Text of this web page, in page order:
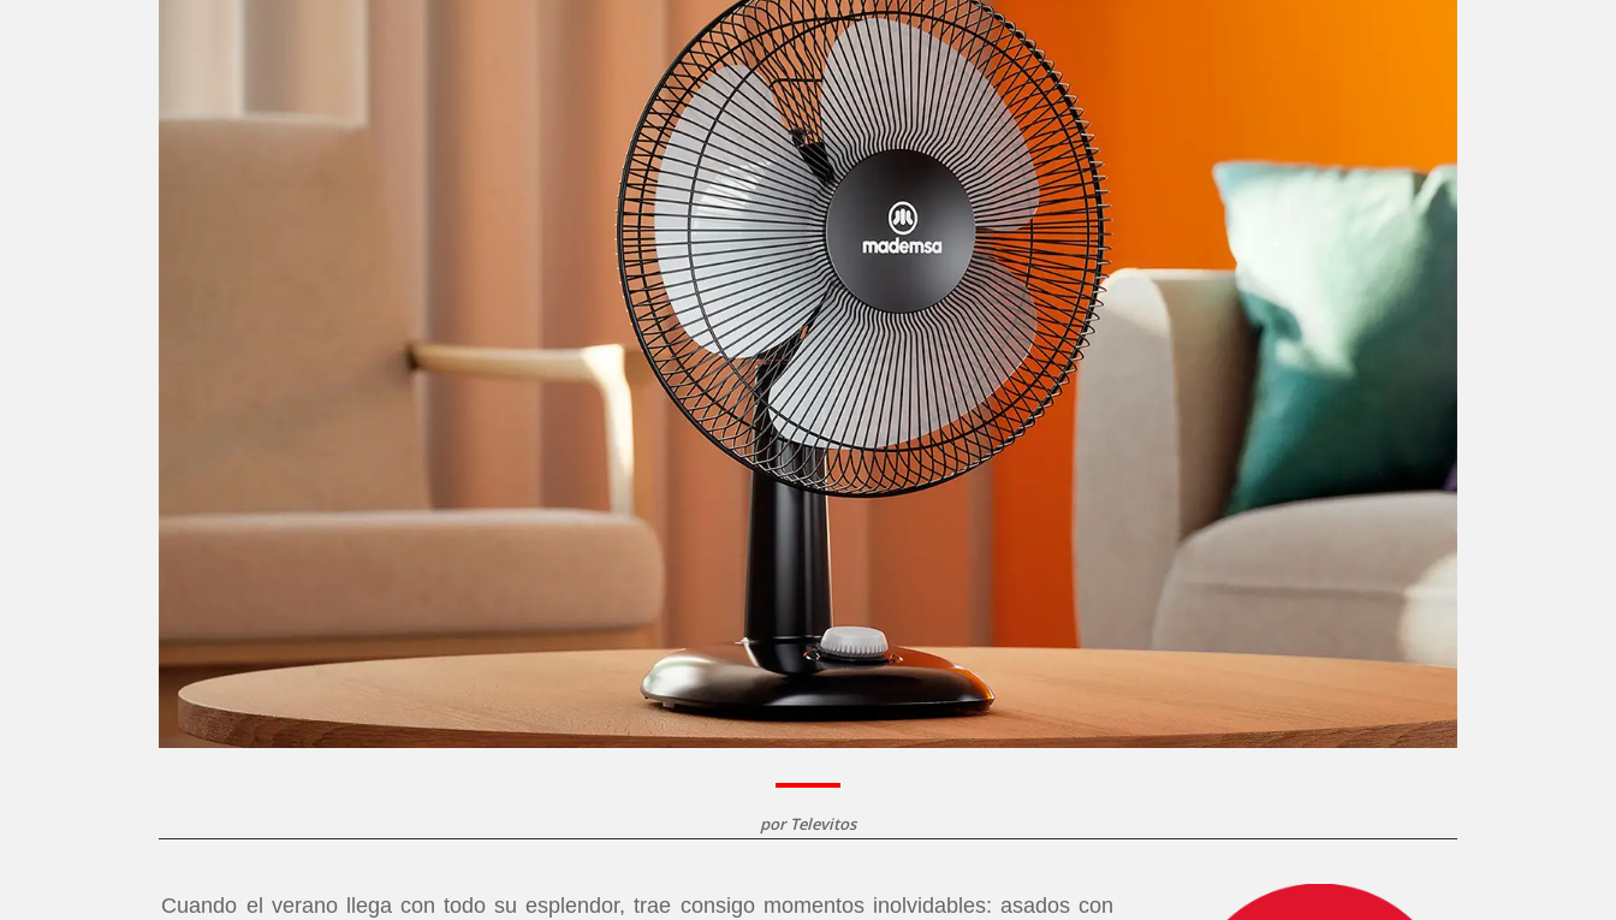
por Televitos
Cuando el verano llega con todo su esplendor, trae consigo momentos inolvidables: asados con